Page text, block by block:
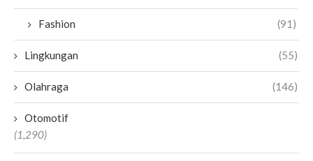
Fashion (91)
Lingkungan (55)
Olahraga (146)
Otomotif
(1,290)